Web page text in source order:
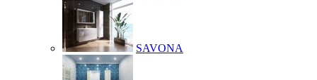
SAVONA